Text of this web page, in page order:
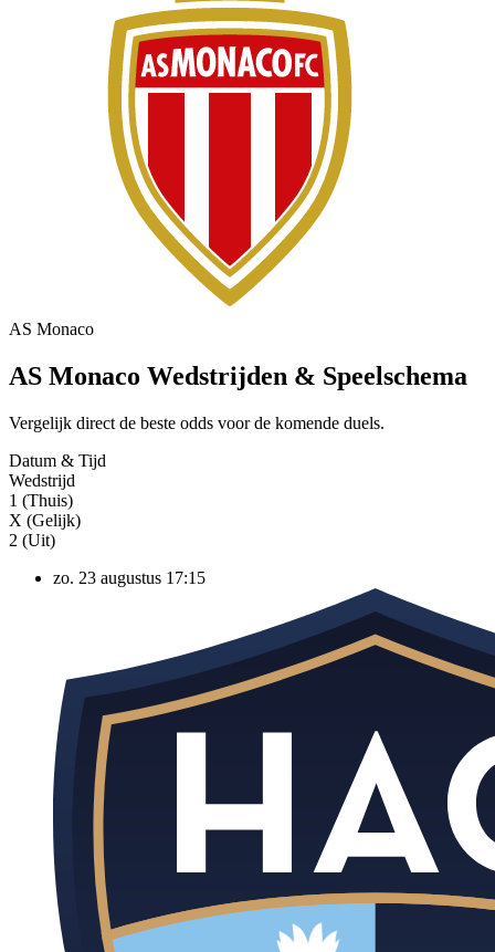
AS Monaco
AS Monaco Wedstrijden & Speelschema
Vergelijk direct de beste odds voor de komende duels.
Datum & Tijd
Wedstrijd
1 (Thuis)
X (Gelijk)
2 (Uit)
zo. 23 augustus 17:15